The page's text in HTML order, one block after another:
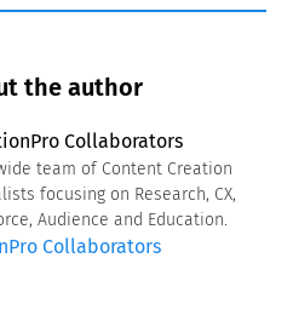
the author
Collaborators
team of Content Creation
focusing on Research, CX,
Audience and Education.
Collaborators